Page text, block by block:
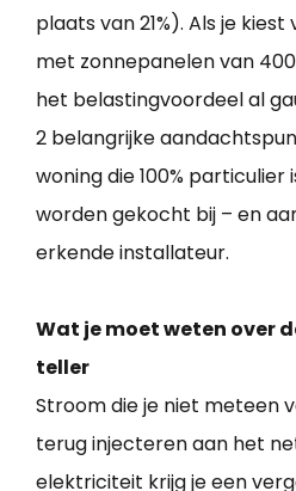
plaats van 21%). Als je
met zonnepanelen van
het belastingvoordeel al
2 belangrijke
woning die 100% particulier
worden gekocht bij – en
erkende installateur.
Wat je moet weten over
teller
Stroom die je niet meteen
terug injecteren aan het
elektriciteit krijg je een